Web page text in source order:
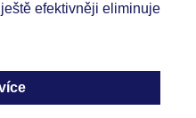
efektivněji eliminuje